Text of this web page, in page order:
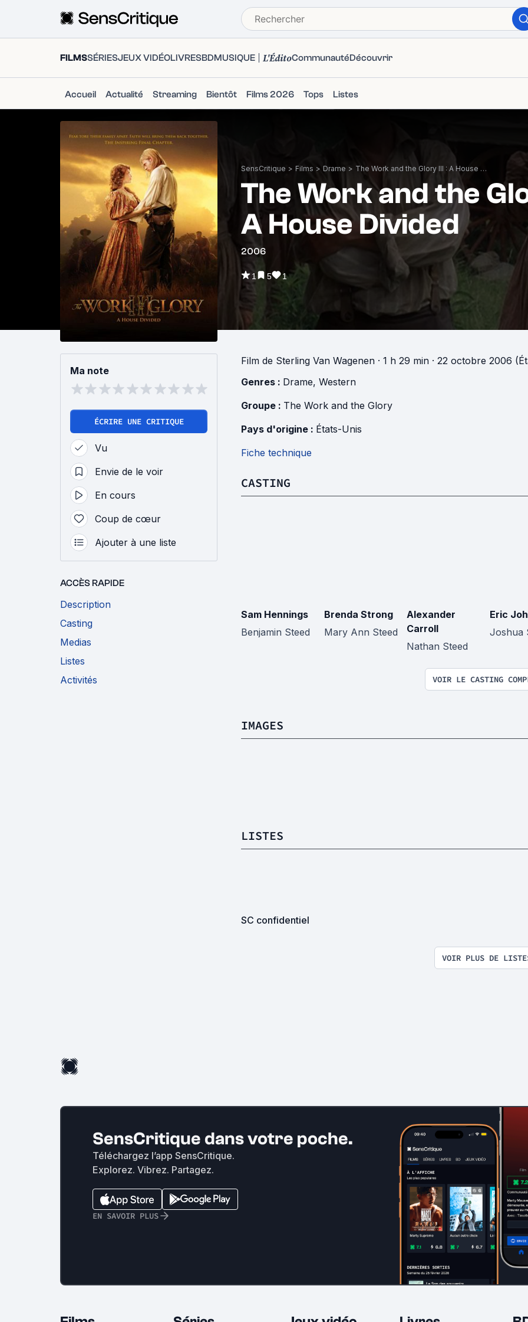
FILMSSÉRIESJEUX VIDÉOLIVRESBDMUSIQUE L'ÉditoCommunautéDécouvrir
Accueil Actualité Streaming Bientôt Films 2026 Tops Listes
SensCritique > Films > Drame > The Work and the Glory III : A House Divided
The Work and the
A House Divided
2006
1 5 1
Ma note
ÉCRIRE UNE CRITIQUE
Vu
Envie de le voir
En cours
Coup de cœur
Ajouter à une liste
ACCÈS RAPIDE
Description
Casting
Medias
Listes
Activités
Film de Sterling Van Wagenen · 1 h 29 min · 22 octobre 2006
Genres : Drame, Western
Groupe : The Work and the Glory
Pays d'origine : États-Unis
Fiche technique
CASTING
Sam Hennings
Benjamin Steed
Brenda Strong
Mary Ann Steed
Alexander
Carroll
Nathan Steed
Eric
Joshua
VOIR LE CASTING
IMAGES
LISTES
SC confidentiel
VOIR PLUS DE
SensCritique dans votre poche.
Téléchargez l’app SensCritique.
Explorez. Vibrez. Partagez.
EN SAVOIR PLUS